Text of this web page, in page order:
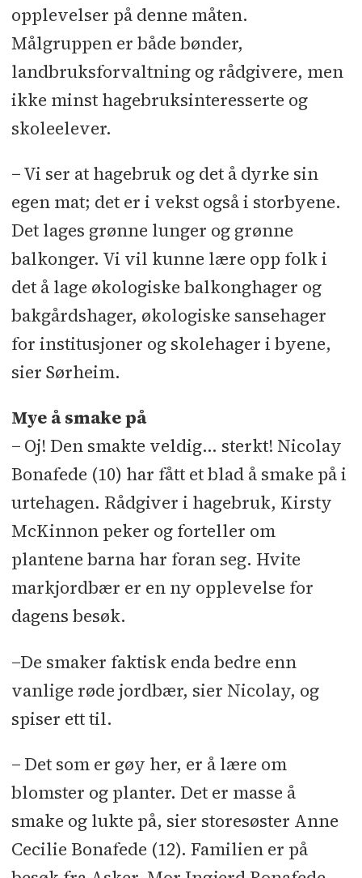
opplevelser på denne måten.
Målgruppen er både bønder,
landbruksforvaltning og rådgivere, men
ikke minst hagebruksinteresserte og
skoleelever.
− Vi ser at hagebruk og det å dyrke sin
egen mat; det er i vekst også i storbyene.
Det lages grønne lunger og grønne
balkonger. Vi vil kunne lære opp folk i
det å lage økologiske balkonghager og
bakgårdshager, økologiske sansehager
for institusjoner og skolehager i byene,
sier Sørheim.
Mye å smake på
− Oj! Den smakte veldig… sterkt! Nicolay
Bonafede (10) har fått et blad å smake på i
urtehagen. Rådgiver i hagebruk, Kirsty
McKinnon peker og forteller om
plantene barna har foran seg. Hvite
markjordbær er en ny opplevelse for
dagens besøk.
−De smaker faktisk enda bedre enn
vanlige røde jordbær, sier Nicolay, og
spiser ett til.
− Det som er gøy her, er å lære om
blomster og planter. Det er masse å
smake og lukte på, sier storesøster Anne
Cecilie Bonafede (12). Familien er på